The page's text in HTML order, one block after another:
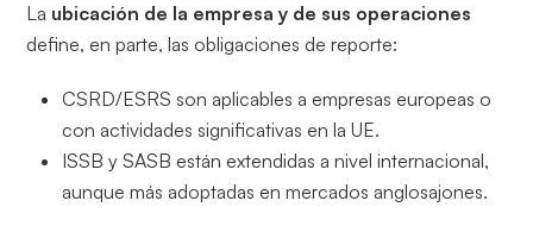
La ubicación de la empresa y de sus operaciones
define, en parte, las obligaciones de reporte:
CSRD/ESRS son aplicables a empresas europeas o
con actividades significativas en la UE.
ISSB y SASB están extendidas a nivel internacional,
aunque más adoptadas en mercados anglosajones.